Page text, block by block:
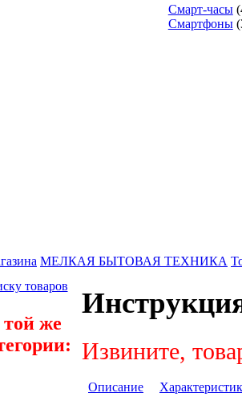
Смарт-часы
Смартфоны
МЕЛКАЯ БЫТОВАЯ ТЕХНИКА
товаров
же
Извините,
Описание